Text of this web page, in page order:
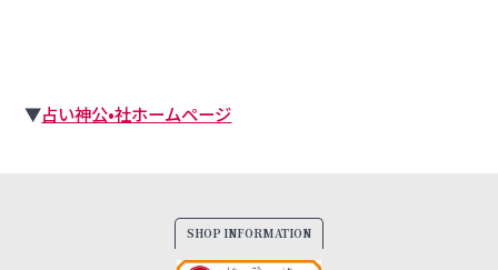
▼占い神公•社ホームページ
SHOP INFORMATION